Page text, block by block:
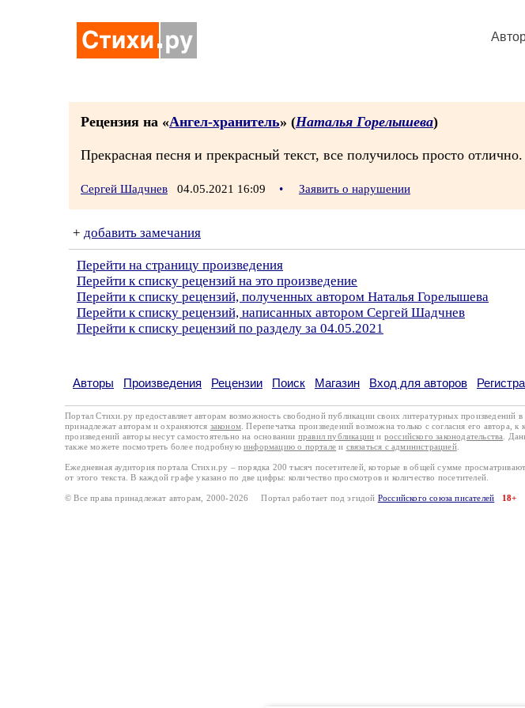
Рецензия на «Ангел-хранитель» (Наталья Горелышева)
Прекрасная песня и прекрасный текст, все получилось просто
Сергей Шадчнев 04.05.2021 16:09 • Заявить о нарушении
+ добавить замечания
Перейти на страницу произведения
Перейти к списку рецензий на это произведение
Перейти к списку рецензий, полученных автором Наталья Горелышева
Перейти к списку рецензий, написанных автором Сергей Шадчнев
Перейти к списку рецензий по разделу за 04.05.2021
Авторы Произведения Рецензии Поиск Магазин Вход для авторов
Портал Стихи.ру предоставляет авторам возможность свободной публикации своих литературных произведений
принадлежат авторам и охраняются законом . Перепечатка произведений возможна только с согласия его автора,
произведений авторы несут самостоятельно на основании правил публикации и российского законодательства .
также можете посмотреть более подробную информацию о портале и связаться с администрацией.
Ежедневная аудитория портала Стихи.ру – порядка 200 тысяч посетителей, которые в общей сумме
от этого текста. В каждой графе указано по две цифры: количество просмотров и количество посетителей.
© Все права принадлежат авторам, 2000-2026 Портал работает под эгидой Российского союза писателей 18+